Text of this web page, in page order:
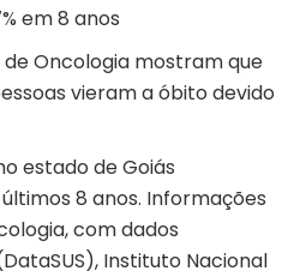
em 8 anos
Oncologia mostram que
vieram a óbito devido
estado de Goiás
8 anos. Informações
com dados
Instituto Nacional